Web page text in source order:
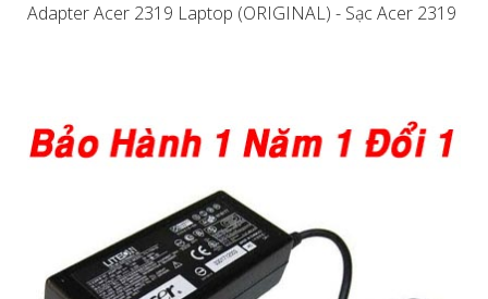
Adapter Acer 2319 Laptop (ORIGINAL) - Sạc Acer 2319